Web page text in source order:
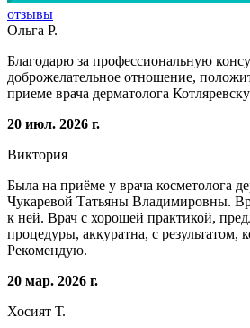
отзывы
Ольга Р.
Благодарю за профессиональную
доброжелательное отношение,
приеме врача дерматолога
20 июл. 2026 г.
Виктория
Была на приёме у врача косметолога
Чукаревой Татьяны Владимировны.
к ней. Врач с хорошей практикой,
процедуры, аккуратна, с результатом,
Рекомендую.
20 мар. 2026 г.
Хосият Т.